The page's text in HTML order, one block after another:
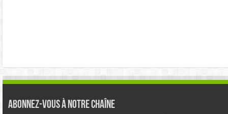
Abonnez-vous à notre chaîne